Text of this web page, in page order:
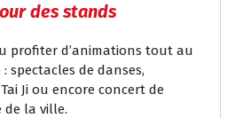
des stands
profiter d’animations tout au
spectacles de danses,
Ji ou encore concert de
de la ville.